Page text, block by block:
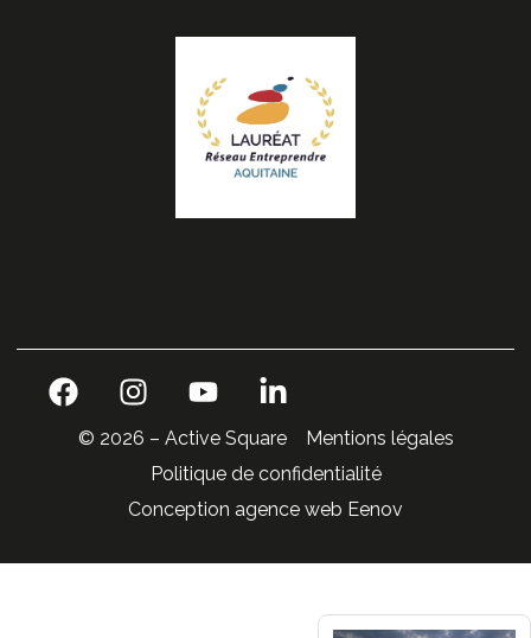
© 2026 – Active Square
Mentions légales
Politique de confidentialité
Conception agence web Eenov